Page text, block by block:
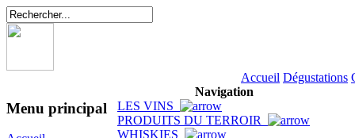
Accueil Dégustations
Menu principal
Navigation
LES VINS
PRODUITS DU TERROIR
WHISKIES